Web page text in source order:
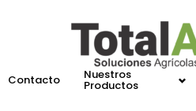
Contacto Nuestros
Productos